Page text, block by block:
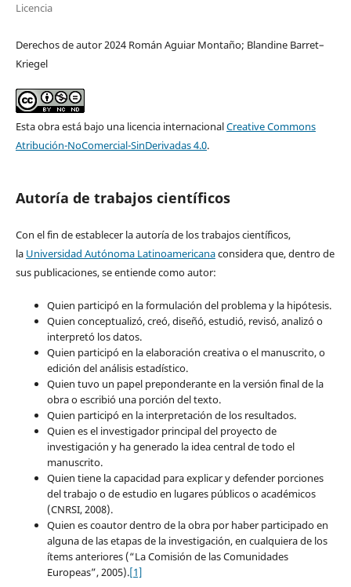
Licencia
Derechos de autor 2024 Román Aguiar Montaño; Blandine Barret–
Kriegel
Esta obra está bajo una licencia internacionalCreative Commons
Atribución-NoComercial-SinDerivadas 4.0.
Autoría de trabajos científicos
Con el fin de establecer la autoría de los trabajos científicos,
la Universidad Autónoma Latinoamericanaconsidera que, dentro de
sus publicaciones, se entiende como autor:
Quien participó en la formulación del problema y la hipótesis.
Quien conceptualizó, creó, diseñó, estudió, revisó, analizó o
interpretó los datos.
Quien participó en la elaboración creativa o el manuscrito, o
edición del análisis estadístico.
Quien tuvo un papel preponderante en la versión final de la
obra o escribió una porción del texto.
Quien participó en la interpretación de los resultados.
Quien es el investigador principal del proyecto de
investigación y ha generado la idea central de todo el
manuscrito.
Quien tiene la capacidad para explicar y defender porciones
del trabajo o de estudio en lugares públicos o académicos
(CNRSI, 2008).
Quien es coautor dentro de la obra por haber participado en
alguna de las etapas de la investigación, en cualquiera de los
ítems anteriores (“La Comisión de las Comunidades
Europeas”, 2005).[1]